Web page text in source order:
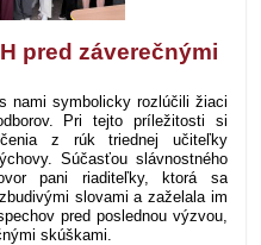
pred záverečnými
nami symbolicky rozlúčili žiaci
Pri tejto príležitosti si
z rúk triednej učiteľky
Súčasťou slávnostného
pani riaditeľky, ktorá sa
slovami a zaželala im
pred poslednou výzvou,
skúškami.